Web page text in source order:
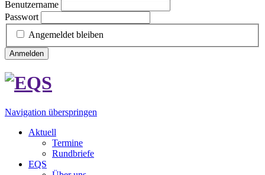
Benutzername
Passwort
Angemeldet bleiben
Anmelden
Navigation überspringen
Aktuell
Termine
Rundbriefe
EQS